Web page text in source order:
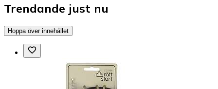
Trendande just nu
Hoppa över innehållet